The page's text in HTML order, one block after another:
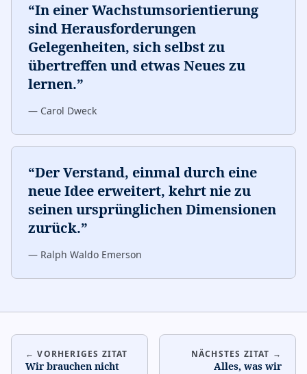
“In einer Wachstumsorientierung
sind Herausforderungen
Gelegenheiten, sich selbst zu
übertreffen und etwas Neues zu
lernen.”
— Carol Dweck
“Der Verstand, einmal durch eine
neue Idee erweitert, kehrt nie zu
seinen ursprünglichen Dimensionen
zurück.”
— Ralph Waldo Emerson
← VORHERIGES ZITAT
Wir brauchen nicht
NÄCHSTES ZITAT →
Alles, was wir